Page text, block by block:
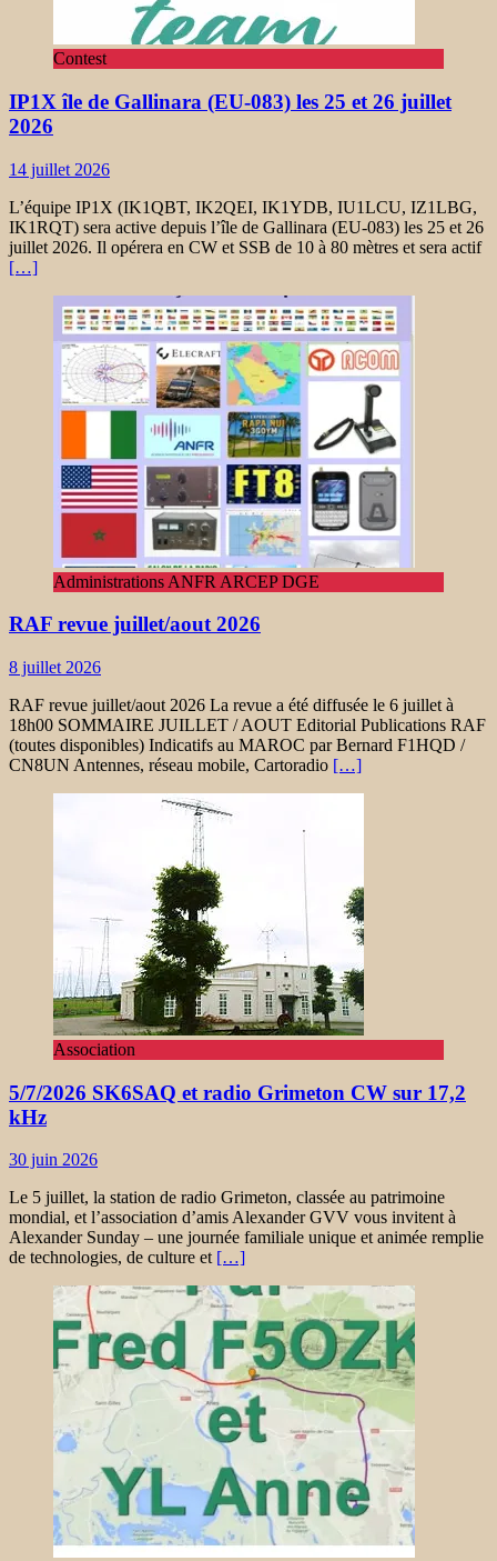
Contest
IP1X île de Gallinara (EU-083) les 25 et 26 juillet
2026
14 juillet 2026
L’équipe IP1X (IK1QBT, IK2QEI, IK1YDB, IU1LCU, IZ1LBG,
IK1RQT) sera active depuis l’île de Gallinara (EU-083) les 25 et 26
juillet 2026. Il opérera en CW et SSB de 10 à 80 mètres et sera actif
[…]
Administrations ANFR ARCEP DGE
RAF revue juillet/aout 2026
8 juillet 2026
RAF revue juillet/aout 2026 La revue a été diffusée le 6 juillet à
18h00 SOMMAIRE JUILLET / AOUT Editorial Publications RAF
(toutes disponibles) Indicatifs au MAROC par Bernard F1HQD /
CN8UN Antennes, réseau mobile, Cartoradio […]
Association
5/7/2026 SK6SAQ et radio Grimeton CW sur 17,2
kHz
30 juin 2026
Le 5 juillet, la station de radio Grimeton, classée au patrimoine
mondial, et l’association d’amis Alexander GVV vous invitent à
Alexander Sunday – une journée familiale unique et animée remplie
de technologies, de culture et […]